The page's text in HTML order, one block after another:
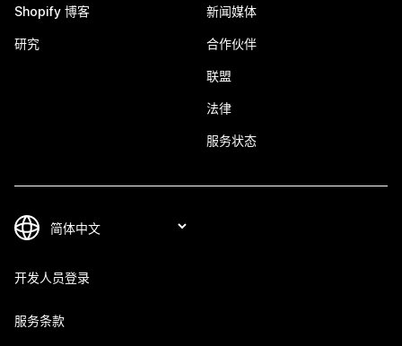
Shopify 博客
研究
新闻媒体
合作伙伴
联盟
法律
服务状态
开发人员登录
服务条款